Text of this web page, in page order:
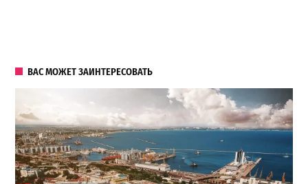
ВАС МОЖЕТ ЗАИНТЕРЕСОВАТЬ